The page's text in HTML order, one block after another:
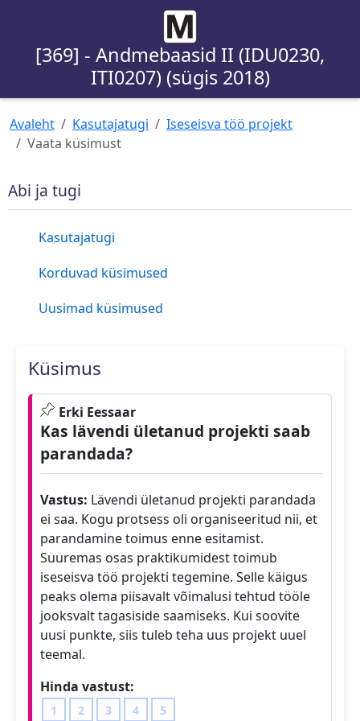
[369] - Andmebaasid II (IDU0230,
ITI0207) (sügis 2018)
Avaleht Kasutajatugi
Iseseisva töö projekt
Vaata küsimust
Abi ja tugi
Kasutajatugi
Korduvad küsimused
Uusimad küsimused
Küsimus
Erki Eessaar
Kas lävendi ületanud projekti saab
parandada?
Vastus: Lävendi ületanud projekti parandada
ei saa. Kogu protsess oli organiseeritud nii, et
parandamine toimus enne esitamist.
Suuremas osas praktikumidest toimub
iseseisva töö projekti tegemine. Selle käigus
peaks olema piisavalt võimalusi tehtud tööle
jooksvalt tagasiside saamiseks. Kui soovite
uusi punkte, siis tuleb teha uus projekt uuel
teemal.
Hinda vastust:
1 2 3 4 5